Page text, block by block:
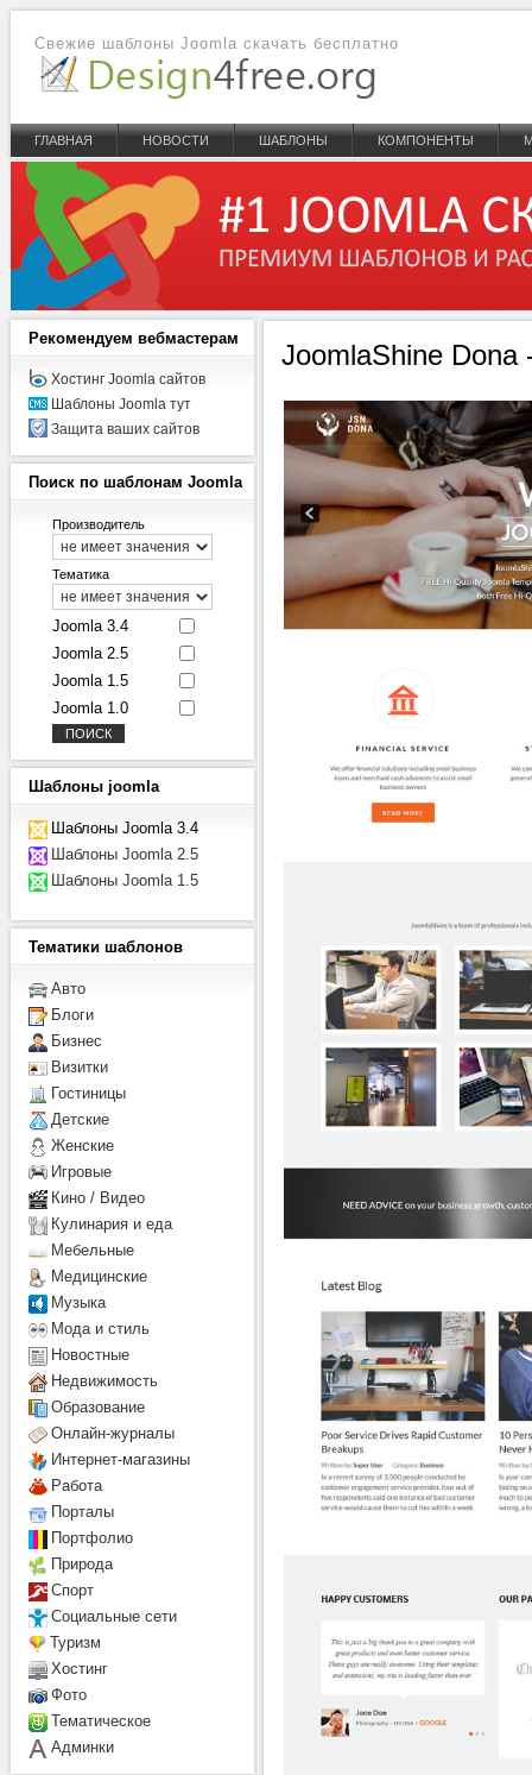
Свежие шаблоны Joomla скачать бесплатно
ГЛАВНАЯ НОВОСТИ ШАБЛОНЫ КОМПОНЕНТЫ
JoomlaShine
Рекомендуем вебмастерам
Хостинг Joomla сайтов
Шаблоны Joomla тут
Защита ваших сайтов
Поиск по шаблонам Joomla
Производитель
Тематика
Joomla 3.4
Joomla 2.5
Joomla 1.5
Joomla 1.0
Шаблоны joomla
Шаблоны Joomla 3.4
Шаблоны Joomla 2.5
Шаблоны Joomla 1.5
Тематики шаблонов
Авто
Блоги
Бизнес
Визитки
Гостиницы
Детcкие
Женские
Игровые
Кино / Видео
Кулинария и еда
Мебельные
Медицинские
Музыка
Мода и стиль
Новостные
Недвижимость
Образование
Онлайн-журналы
Интернет-магазины
Работа
Порталы
Портфолио
Природа
Спорт
Социальные сети
Туризм
Хостинг
Фото
Тематическое
Админки